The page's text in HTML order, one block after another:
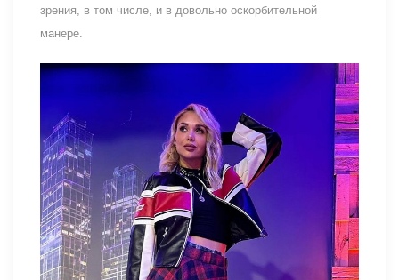
зрения, в том числе, и в довольно оскорбительной
манере.